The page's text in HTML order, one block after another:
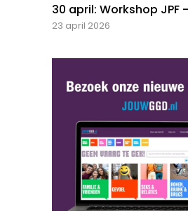
30 april: Workshop JPF
23 april 2026